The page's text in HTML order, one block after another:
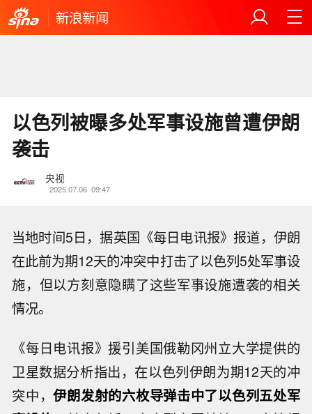
新浪新闻
以色列被曝多处军事设施曾遭伊朗
袭击
央视
2025.07.06 09:47
当地时间5日，据英国《每日电讯报》报道，伊朗
在此前为期12天的冲突中打击了以色列5处军事设
施，但以方刻意隐瞒了这些军事设施遭袭的相关
情况。
《每日电讯报》援引美国俄勒冈州立大学提供的
卫星数据分析指出，在以色列伊朗为期12天的冲
突中，伊朗发射的六枚导弹击中了以色列五处军